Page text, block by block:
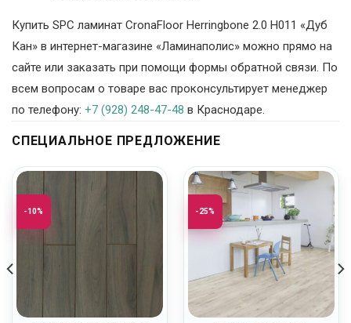
Купить SPC ламинат CronaFloor Herringbone 2.0 H011 «Дуб
Кан» в интернет-магазине «Ламинаполис» можно прямо на
сайте или заказать при помощи формы обратной связи. По
всем вопросам о товаре вас проконсультирует менеджер
по телефону: +7 (928) 248-47-48 в Краснодаре.
СПЕЦИАЛЬНОЕ ПРЕДЛОЖЕНИЕ
-10% -25%